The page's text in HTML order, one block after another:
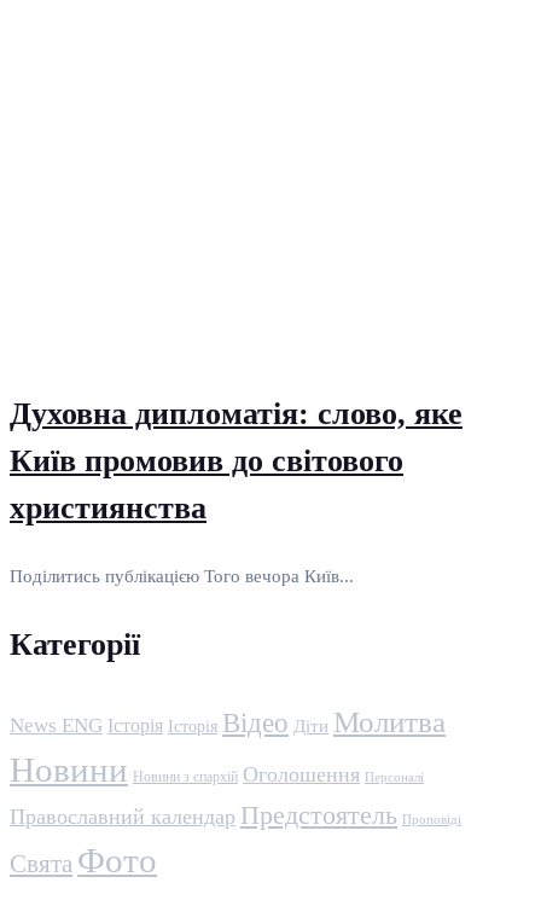
Духовна дипломатія: слово, яке
Київ промовив до світового
християнства
Поділитись публікацією Того вечора Київ...
Категорії
News ENG Історія Історія Відео Діти Молитва
Новини Новини з єпархій Оголошення Персоналі
Православний календар Предстоятель Проповіді
Свята Фото